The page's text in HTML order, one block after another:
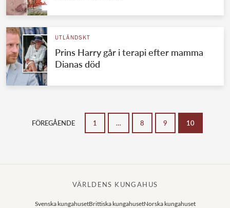
UTLÄNDSKT
Prins Harry går i terapi efter mamma
Dianas död
FÖREGÅENDE 1 … 8 9 10
VÄRLDENS KUNGAHUS
Svenska kungahusetBrittiska kungahusetNorska kungahuset